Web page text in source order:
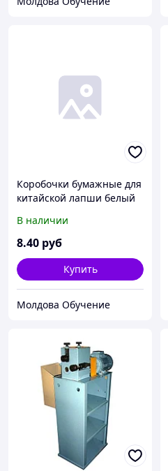
Коробочки бумажные для
китайской лапши белый
В наличии
8.40 руб
Купить
Молдова Обучение